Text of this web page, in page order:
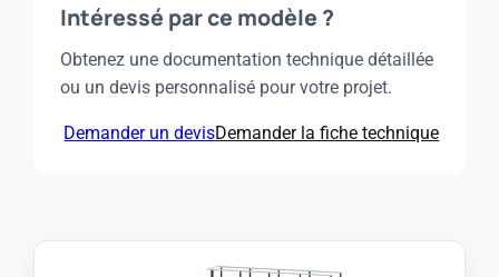
Intéressé par ce modèle ?
Obtenez une documentation technique détaillée
ou un devis personnalisé pour votre projet.
Demander un devisDemander la fiche technique